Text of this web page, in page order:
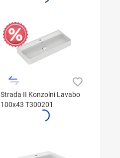
Strada II Konzolni Lavabo
100x43 T300201